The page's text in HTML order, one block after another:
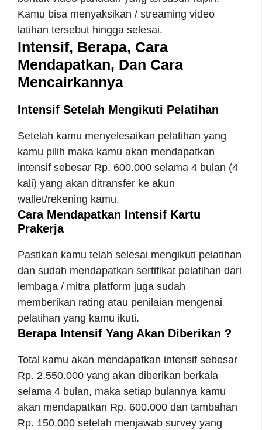
Kamu bisa menyaksikan / streaming video
latihan tersebut hingga selesai.
Intensif, Berapa, Cara
Mendapatkan, Dan Cara
Mencairkannya
Intensif Setelah Mengikuti Pelatihan
Setelah kamu menyelesaikan pelatihan yang
kamu pilih maka kamu akan mendapatkan
intensif sebesar Rp. 600.000 selama 4 bulan (4
kali) yang akan ditransfer ke akun
wallet/rekening kamu.
Cara Mendapatkan Intensif Kartu
Prakerja
Pastikan kamu telah selesai mengikuti pelatihan
dan sudah mendapatkan sertifikat pelatihan dari
lembaga / mitra platform juga sudah
memberikan rating atau penilaian mengenai
pelatihan yang kamu ikuti.
Berapa Intensif Yang Akan Diberikan ?
Total kamu akan mendapatkan intensif sebesar
Rp. 2.550.000 yang akan diberikan berkala
selama 4 bulan, maka setiap bulannya kamu
akan mendapatkan Rp. 600.000 dan tambahan
Rp. 150.000 setelah menjawab survey yang